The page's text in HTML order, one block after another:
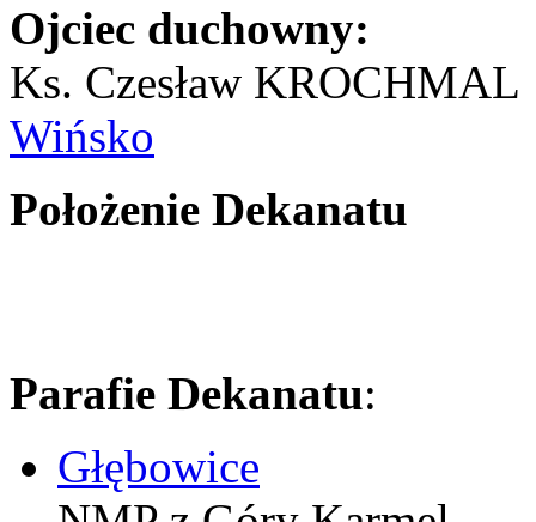
Ojciec duchowny:
Ks. Czesław KROCHMAL
Wińsko
Położenie Dekanatu
Parafie Dekanatu:
Głębowice